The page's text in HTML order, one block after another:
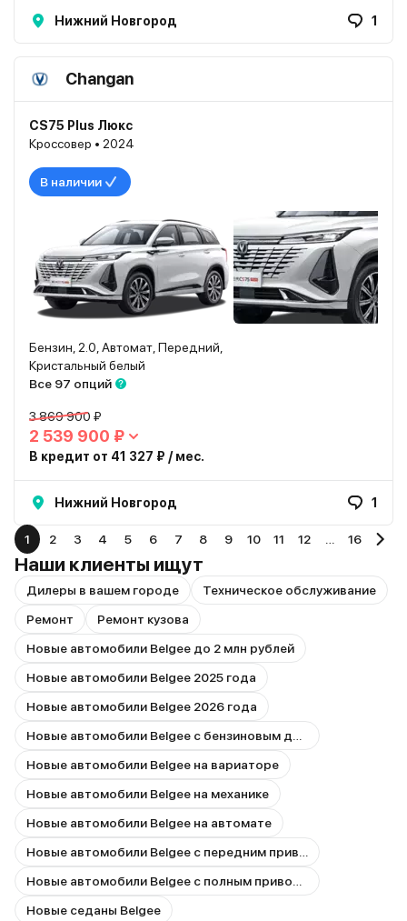
Нижний Новгород 1
Changan
CS75 Plus Люкс
Кроссовер • 2024
В наличии
Бензин, 2.0, Автомат, Передний,
Кристальный белый
Все 97 опций
3 869 900 ₽
2 539 900 ₽
В кредит от 41 327 ₽ / мес.
Нижний Новгород 1
1 2 3 4 5 6 7 8 9 10 11 12 16
Наши клиенты ищут
Дилеры в вашем городе
Техническое обслуживание
Ремонт
Ремонт кузова
Новые автомобили Belgee до 2 млн рублей
Новые автомобили Belgee 2025 года
Новые автомобили Belgee 2026 года
Новые автомобили Belgee на вариаторе
Новые автомобили Belgee на механике
Новые автомобили Belgee на автомате
Новые седаны Belgee